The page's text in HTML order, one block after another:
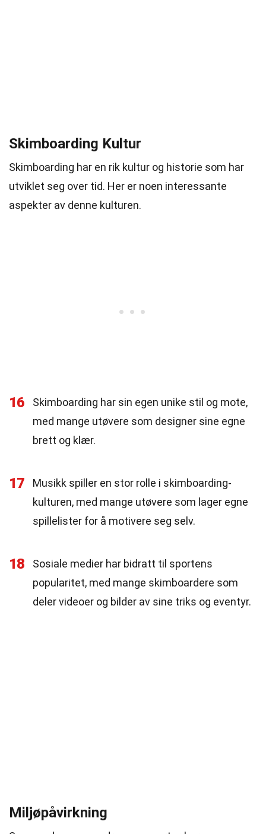
Skimboarding Kultur
Skimboarding har en rik kultur og historie som har
utviklet seg over tid. Her er noen interessante
aspekter av denne kulturen.
16
Skimboarding har sin egen unike stil og mote,
med mange utøvere som designer sine egne
brett og klær.
17
Musikk spiller en stor rolle i skimboarding-
kulturen, med mange utøvere som lager egne
spillelister for å motivere seg selv.
18
Sosiale medier har bidratt til sportens
popularitet, med mange skimboardere som
deler videoer og bilder av sine triks og eventyr.
Miljøpåvirkning